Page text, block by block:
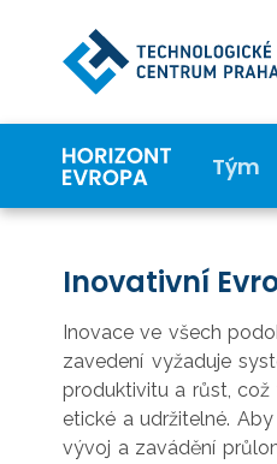
Tým
Inovativní
Inovace ve všech
zavedení vyžaduje
produktivitu a růst, což
etické a udržitelné.
vývoj a zavádění